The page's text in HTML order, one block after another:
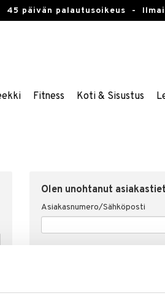
45 päivän palautusoikeus -
Fitness Koti & Sisustus
Olen unohtanut
Asiakasnumero/Sähköposti